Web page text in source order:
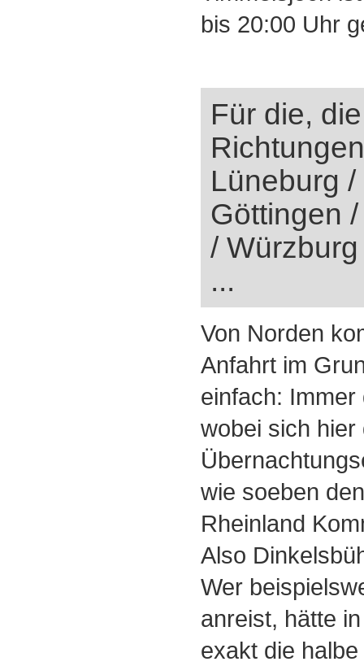
bis 20:00 Uhr
Für die,
Lüneburg
Göttingen
/
...
Von Norden
Anfahrt im
einfach: Immer
wobei sich hier
wie soeben
Rheinland
Also
Wer
anreist, hätte
exakt die